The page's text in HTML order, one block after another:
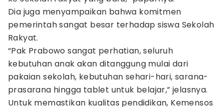
Dia juga menyampaikan bahwa komitmen
pemerintah sangat besar terhadap siswa Sekolah
Rakyat.
“Pak Prabowo sangat perhatian, seluruh
kebutuhan anak akan ditanggung mulai dari
pakaian sekolah, kebutuhan sehari-hari, sarana-
prasarana hingga tablet untuk belajar,” jelasnya.
Untuk memastikan kualitas pendidikan, Kemensos